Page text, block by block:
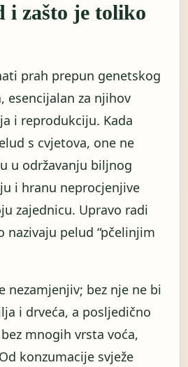
i zašto je toliko
prah prepun genetskog
esencijalan za njihov
i reprodukciju. Kada
s cvjetova, one ne
u održavanju biljnog
i hranu neprocjenjive
zajednicu. Upravo radi
nazivaju pelud “pčelinjim
nezamjenjiv; bez nje ne bi
i drveća, a posljedično
mnogih vrsta voća,
konzumacije svježe